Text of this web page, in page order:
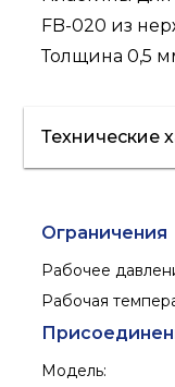
FB-020 из
Толщина 0,5
Технические
Ограничения
Рабочее
Рабочая
Модель: